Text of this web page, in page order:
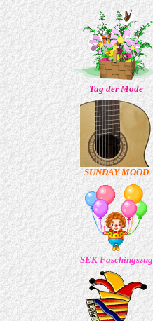
Tag der Mode
SUNDAY MOOD
SEK Faschingszug